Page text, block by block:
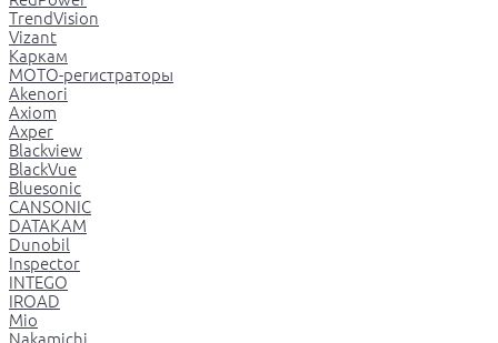
TrendVision
Vizant
Каркам
МОТО-регистраторы
Akenori
Axiom
Axper
Blackview
BlackVue
Bluesonic
CANSONIC
DATAKAM
Dunobil
Inspector
INTEGO
IROAD
Mio
Nakamichi